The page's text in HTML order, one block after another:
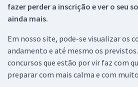
fazer perder a inscrição e ver o seu
ainda mais.
Em nosso site, pode-se visualizar os
andamento e até mesmo os
concursos que estão por vir faz com
preparar com mais calma e com